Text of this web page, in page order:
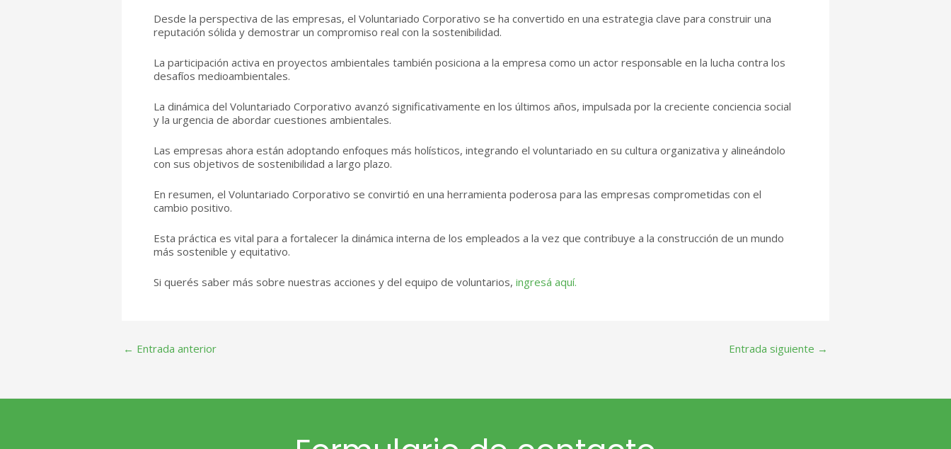
Desde la perspectiva de las empresas, el Voluntariado Corporativo se ha convertido en una estrategia clave para construir una
reputación sólida y demostrar un compromiso real con la sostenibilidad.
La participación activa en proyectos ambientales también posiciona a la empresa como un actor responsable en la lucha contra los
desafíos medioambientales.
La dinámica del Voluntariado Corporativo avanzó significativamente en los últimos años, impulsada por la creciente conciencia social
y la urgencia de abordar cuestiones ambientales.
Las empresas ahora están adoptando enfoques más holísticos, integrando el voluntariado en su cultura organizativa y alineándolo
con sus objetivos de sostenibilidad a largo plazo.
En resumen, el Voluntariado Corporativo se convirtió en una herramienta poderosa para las empresas comprometidas con el
cambio positivo.
Esta práctica es vital para a fortalecer la dinámica interna de los empleados a la vez que contribuye a la construcción de un mundo
más sostenible y equitativo.
Si querés saber más sobre nuestras acciones y del equipo de voluntarios, ingresá aquí.
Post
← Entrada anterior Entrada siguiente →